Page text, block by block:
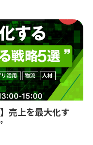
売上を最大化す